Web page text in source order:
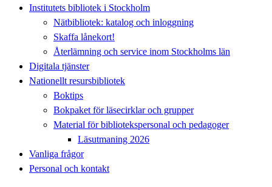
Institutets bibliotek i Stockholm
Nätbibliotek: katalog och inloggning
Skaffa lånekort!
Återlämning och service inom Stockholms län
Digitala tjänster
Nationellt resursbibliotek
Boktips
Bokpaket för läsecirklar och grupper
Material för bibliotekspersonal och pedagoger
Läsutmaning 2026
Vanliga frågor
Personal och kontakt